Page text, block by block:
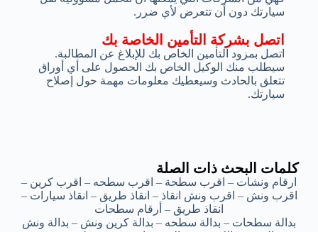
اتصل بشركة التأمين الخاصة بك
اتصل بمزود التأمين الخاص بك للإبلاغ عن المطالبة.
سيطلب منك الوكيل الخاص بك الحصول على أي أوراق
تتعلق بالحادث وسيعطيك معلومات مهمة حول إصلاح
سيارتك.
سيارتك دون أن تتعرض لأي ضرر.
كلمات البحث ذات الصلة
ارقام ونشات – اقرب سطحة – اقرب سطحه – اقرب كرين –
اقرب ونش – اقرب ونش انقاذ – انقاذ طريق – انقاذ سيارات –
انقاذ طريق – أرقام سطحات
بدالة سطحات – بدالة سطحه – بدالة كرين ونش – بدالة ونش